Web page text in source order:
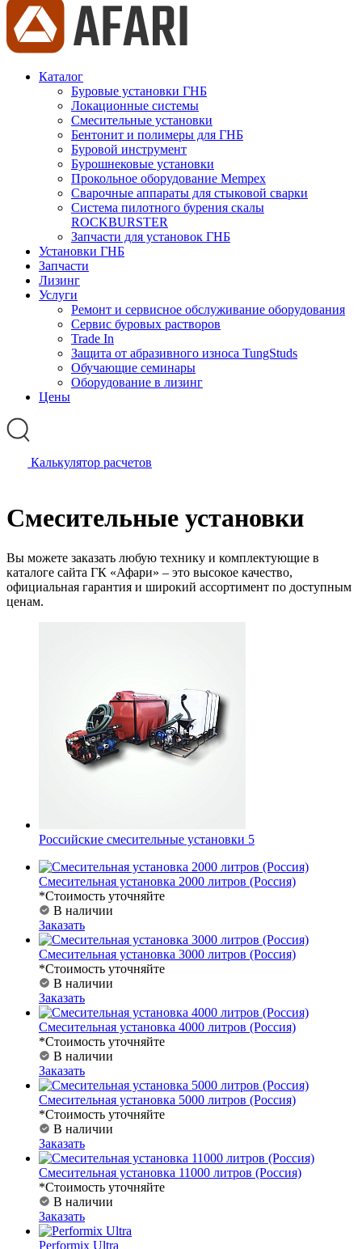
Каталог
Буровые установки ГНБ
Локационные системы
Смесительные установки
Бентонит и полимеры для ГНБ
Буровой инструмент
Бурошнековые установки
Прокольное оборудование Mempex
Сварочные аппараты для стыковой сварки
Система пилотного бурения скалы
ROCKBURSTER
Запчасти для установок ГНБ
Установки ГНБ
Запчасти
Лизинг
Услуги
Ремонт и сервисное обслуживание оборудования
Сервис буровых растворов
Trade In
Защита от абразивного износа TungStuds
Обучающие семинары
Оборудование в лизинг
Цены
Калькулятор расчетов
Смесительные установки
Вы можете заказать любую технику и комплектующие в
каталоге сайта ГК «Афари» – это высокое качество,
официальная гарантия и широкий ассортимент по доступным
ценам.
Российские смесительные установки 5
Смесительная установка 2000 литров (Россия)
*Стоимость уточняйте
В наличии
Заказать
Смесительная установка 3000 литров (Россия)
*Стоимость уточняйте
В наличии
Заказать
Смесительная установка 4000 литров (Россия)
*Стоимость уточняйте
В наличии
Заказать
Смесительная установка 5000 литров (Россия)
*Стоимость уточняйте
В наличии
Заказать
Смесительная установка 11000 литров (Россия)
*Стоимость уточняйте
В наличии
Заказать
Performix Ultra